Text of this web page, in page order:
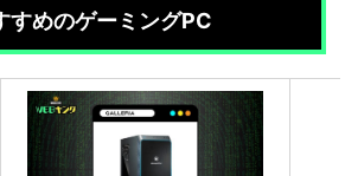
すめのゲーミングPC